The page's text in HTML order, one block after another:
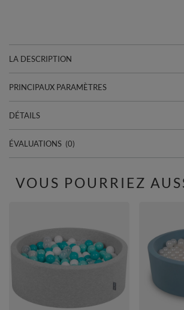
LA DESCRIPTION
PRINCIPAUX PARAMÈTRES
DÉTAILS
ÉVALUATIONS (0)
VOUS POURRIEZ